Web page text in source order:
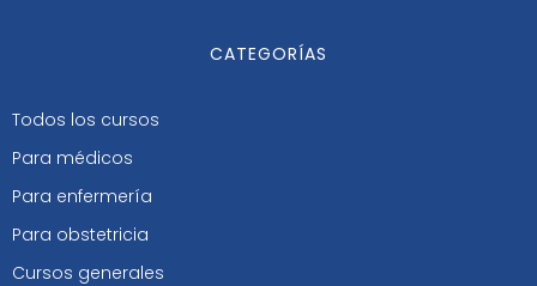
CATEGORÍAS
Todos los cursos
Para médicos
Para enfermería
Para obstetricia
Cursos generales